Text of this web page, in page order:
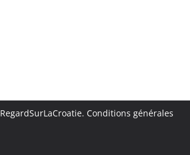
RegardSurLaCroatie. Conditions générales